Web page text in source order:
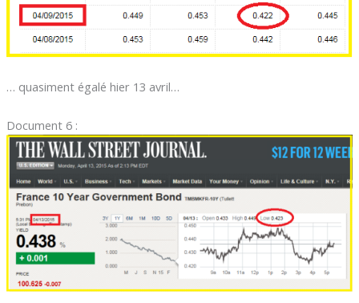
… quasiment égalé hier 13 avril…
Document 6 :